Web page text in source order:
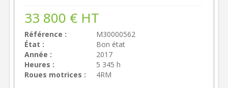
Référence
M30000562
État
Bon état
Année
2017
Heures
5 345 h
Roues motrices
4RM
33 800 € HT